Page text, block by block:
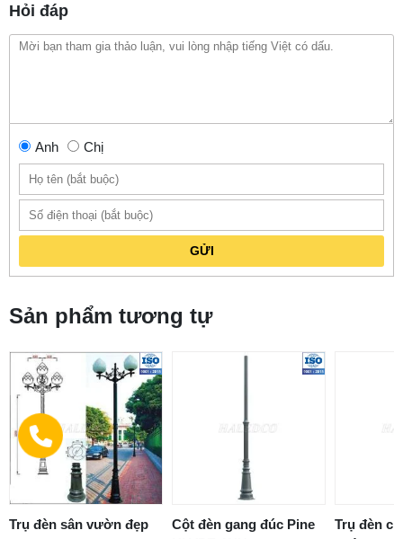
Hỏi đáp
Anh Chị
GỬI
Sản phẩm tương tự
Trụ đèn sân vườn đẹp
Cột đèn gang đúc Pine
Trụ đèn